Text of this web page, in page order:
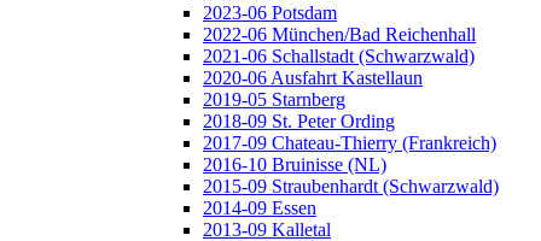
2023-06 Potsdam
2022-06 München/Bad Reichenhall
2021-06 Schallstadt (Schwarzwald)
2020-06 Ausfahrt Kastellaun
2019-05 Starnberg
2018-09 St. Peter Ording
2017-09 Chateau-Thierry (Frankreich)
2016-10 Bruinisse (NL)
2015-09 Straubenhardt (Schwarzwald)
2014-09 Essen
2013-09 Kalletal